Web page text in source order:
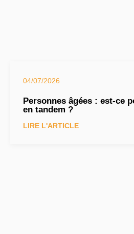
04/07/2026
Personnes âgées : est-ce
en tandem ?
LIRE L'ARTICLE